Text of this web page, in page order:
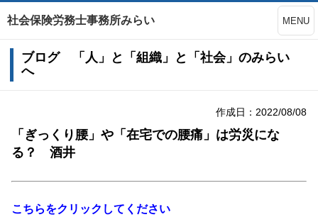
社会保険労務士事務所みらい MENU
ブログ 「人」と「組織」と「社会」のみらい
へ
作成日：2022/08/08
「ぎっくり腰」や「在宅での腰痛」は労災にな
る？ 酒井
こちらをクリックしてください